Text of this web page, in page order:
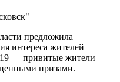
предложила
интереса жителей
— привитые жители
призами.